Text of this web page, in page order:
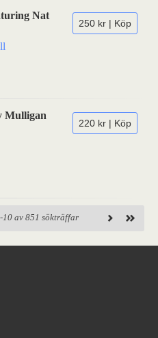
250 kr | Köp
Nat
220 kr | Köp
Mulligan
av 851 sökträffar